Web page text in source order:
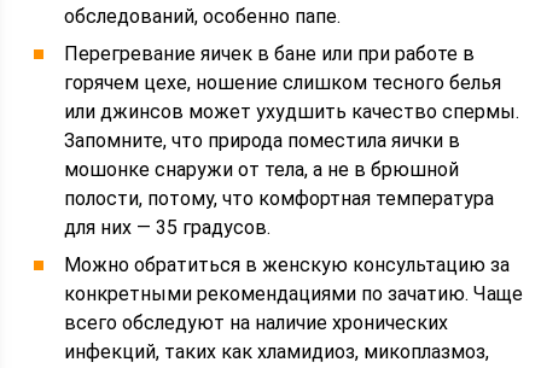
обследований, особенно папе.
Перегревание яичек в бане или при работе в
горячем цехе, ношение слишком тесного белья
или джинсов может ухудшить качество спермы.
Запомните, что природа поместила яички в
мошонке снаружи от тела, а не в брюшной
полости, потому, что комфортная температура
для них — 35 градусов.
Можно обратиться в женскую консультацию за
конкретными рекомендациями по зачатию. Чаще
всего обследуют на наличие хронических
инфекций, таких как хламидиоз, микоплазмоз,